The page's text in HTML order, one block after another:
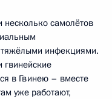
самолётов
инфекциями.
гвинейские
в Гвинею – вместе
уже работают,